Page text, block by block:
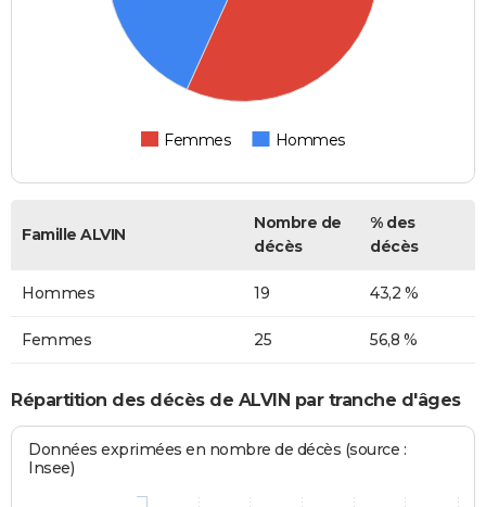
Femmes Hommes
Famille ALVIN
Nombre de
décès
% des
décès
Hommes 19 43,2 %
Femmes 25 56,8 %
Répartition des décès de ALVIN par tranche d'âges
Données exprimées en nombre de décès (source :
Insee)